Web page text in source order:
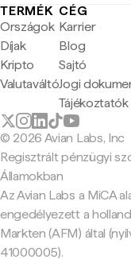
TERMÉK
Országok
Díjak
Kripto
Valutaváltó
CÉG
Karrier
Blog
Sajtó
Jogi
Tájékoztatók
© 2026 Avian Labs, Inc
Regisztrált pénzügyi
Államokban
Az Avian Labs a MiCA
engedélyezett a
Markten (AFM) által
41000005).